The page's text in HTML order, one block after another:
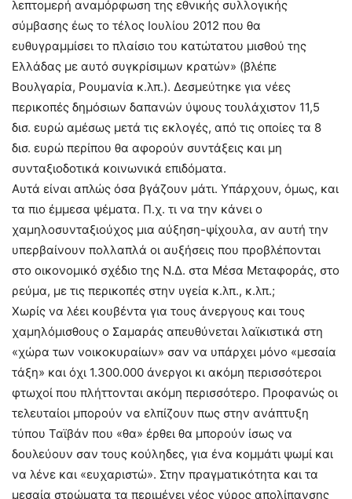
λεπτομερή αναμόρφωση της εθνικής συλλογικής
σύμβασης έως το τέλος Ιουλίου 2012 που θα
ευθυγραμμίσει το πλαίσιο του κατώτατου μισθού της
Ελλάδας με αυτό συγκρίσιμων κρατών» (βλέπε
Βουλγαρία, Ρουμανία κ.λπ.). Δεσμεύτηκε για νέες
περικοπές δημόσιων δαπανών ύψους τουλάχιστον 11,5
δισ. ευρώ αμέσως μετά τις εκλογές, από τις οποίες τα 8
δισ. ευρώ περίπου θα αφορούν συντάξεις και μη
συνταξιοδοτικά κοινωνικά επιδόματα.
Αυτά είναι απλώς όσα βγάζουν μάτι. Υπάρχουν, όμως, και
τα πιο έμμεσα ψέματα. Π.χ. τι να την κάνει ο
χαμηλοσυνταξιούχος μια αύξηση-ψίχουλα, αν αυτή την
υπερβαίνουν πολλαπλά οι αυξήσεις που προβλέπονται
στο οικονομικό σχέδιο της Ν.Δ. στα Μέσα Μεταφοράς, στο
ρεύμα, με τις περικοπές στην υγεία κ.λπ., κ.λπ.;
Χωρίς να λέει κουβέντα για τους άνεργους και τους
χαμηλόμισθους ο Σαμαράς απευθύνεται λαϊκιστικά στη
«χώρα των νοικοκυραίων» σαν να υπάρχει μόνο «μεσαία
τάξη» και όχι 1.300.000 άνεργοι κι ακόμη περισσότεροι
φτωχοί που πλήττονται ακόμη περισσότερο. Προφανώς οι
τελευταίοι μπορούν να ελπίζουν πως στην ανάπτυξη
τύπου Ταϊβάν που «θα» έρθει θα μπορούν ίσως να
δουλεύουν σαν τους κούληδες, για ένα κομμάτι ψωμί και
να λένε και «ευχαριστώ». Στην πραγματικότητα και τα
μεσαία στρώματα τα περιμένει νέος γύρος απολίπανσης